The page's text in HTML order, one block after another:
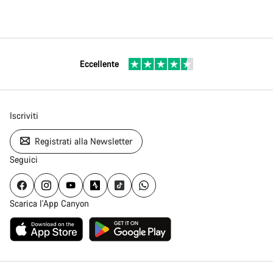
Eccellente
Iscriviti
Registrati alla Newsletter
Seguici
Scarica l'App Canyon